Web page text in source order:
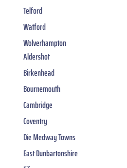
Telford
Watford
Wolverhampton
Aldershot
Birkenhead
Bournemouth
Cambridge
Coventry
Die Medway Towns
East Dunbartonshire